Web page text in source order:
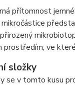
přítomnost
ve
složky
se v tomto kusu